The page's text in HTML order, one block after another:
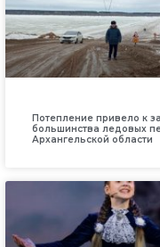
Потепление привело к
большинства ледовых
Архангельской области